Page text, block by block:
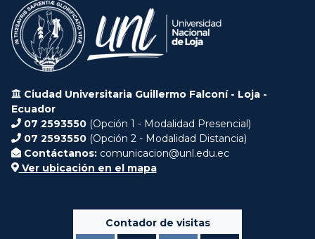
Ciudad Universitaria Guillermo Falconí - Loja -
Ecuador
07 2593550 (Opción 1 - Modalidad Presencial)
07 2593550 (Opción 2 - Modalidad Distancia)
Contáctanos: comunicacion@unl.edu.ec
Ver ubicación en el mapa
Contador de visitas